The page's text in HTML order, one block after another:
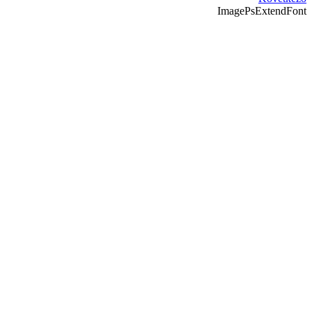
ImagePsExtendFont